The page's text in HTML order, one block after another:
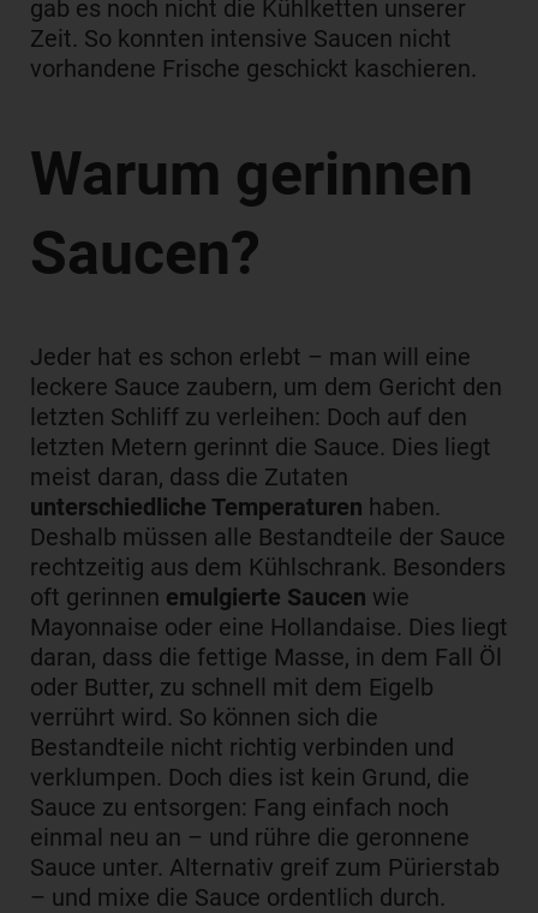
gab es noch nicht die Kühlketten unserer
Zeit. So konnten intensive Saucen nicht
vorhandene Frische geschickt kaschieren.
Warum gerinnen
Saucen?
Jeder hat es schon erlebt – man will eine
leckere Sauce zaubern, um dem Gericht den
letzten Schliff zu verleihen: Doch auf den
letzten Metern gerinnt die Sauce. Dies liegt
meist daran, dass die Zutaten
unterschiedliche Temperaturen haben.
Deshalb müssen alle Bestandteile der Sauce
rechtzeitig aus dem Kühlschrank. Besonders
oft gerinnen emulgierte Saucen wie
Mayonnaise oder eine Hollandaise. Dies liegt
daran, dass die fettige Masse, in dem Fall Öl
oder Butter, zu schnell mit dem Eigelb
verrührt wird. So können sich die
Bestandteile nicht richtig verbinden und
verklumpen. Doch dies ist kein Grund, die
Sauce zu entsorgen: Fang einfach noch
einmal neu an – und rühre die geronnene
Sauce unter. Alternativ greif zum Pürierstab
– und mixe die Sauce ordentlich durch.